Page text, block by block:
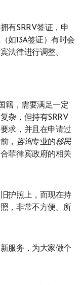
有SRRV签证，申
如13A签证）有时会
法律进行调整。
籍，需要满足一定
杂，但持有SRRV
求，并且在申请过
， 咨询专业的移民
菲律宾政府的相关
护照上，而现在持
，非常不方便。所
服务，为大家做个